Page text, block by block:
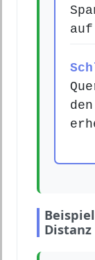
Distanz